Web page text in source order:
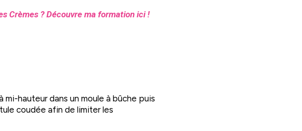
Crèmes ? Découvre ma formation ici !
mi-hauteur dans un moule à bûche puis
coudée afin de limiter les